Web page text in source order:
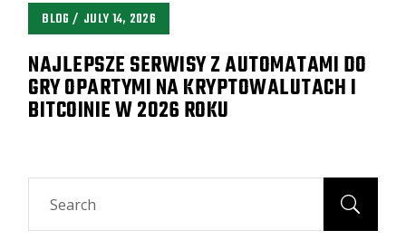
BLOG JULY 14, 2026
NAJLEPSZE SERWISY Z AUTOMATAMI DO
GRY OPARTYMI NA KRYPTOWALUTACH I
BITCOINIE W 2026 ROKU
Search